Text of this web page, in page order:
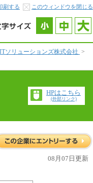
刷する このウィンドウを閉じる
ソリューションズ株式会社 >
HPはこちら
(外部リンク)
08月07日更新